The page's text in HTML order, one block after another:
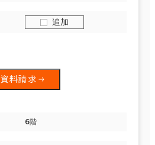
追加
資料請求
6階